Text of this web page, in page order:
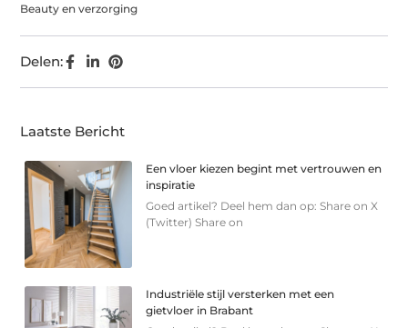
Beauty en verzorging
Delen:
Laatste Bericht
Een vloer kiezen begint met vertrouwen en
inspiratie
Goed artikel? Deel hem dan op: Share on X
(Twitter) Share on
Industriële stijl versterken met een
gietvloer in Brabant